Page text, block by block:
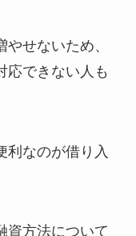
せないため、
応できない人も
利なのが借り入
資方法について